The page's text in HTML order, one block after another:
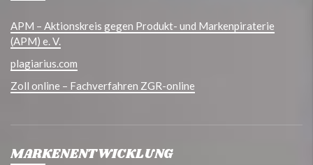
APM – Aktionskreis gegen Produkt- und Markenpiraterie
(APM) e. V.
plagiarius.com
Zoll online – Fachverfahren ZGR-online
MARKENENTWICKLUNG